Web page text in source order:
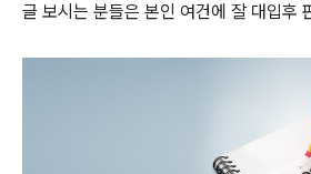
글 보시는 분들은 본인 여건에 잘 대입후